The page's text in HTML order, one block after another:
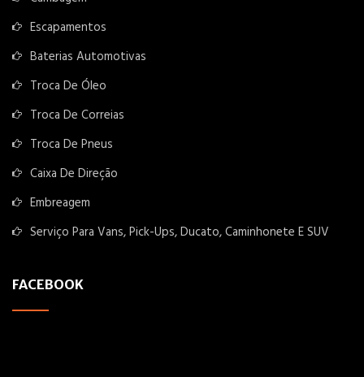
Escapamentos
Baterias Automotivas
Troca De Óleo
Troca De Correias
Troca De Pneus
Caixa De Direção
Embreagem
Serviço Para Vans, Pick-Ups, Ducato, Caminhonete E SUV
FACEBOOK